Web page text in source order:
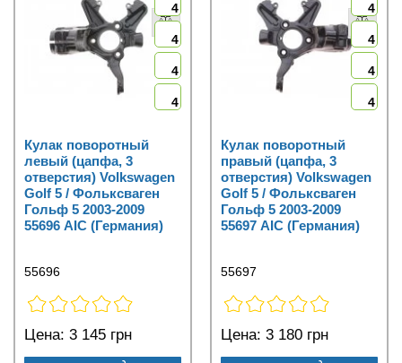
4
4
4
4
Кулак поворотный
левый (цапфа, 3
отверстия) Volkswagen
Golf 5 / Фольксваген
Гольф 5 2003-2009
55696 AIC (Германия)
55696
Цена: 3 145 грн
4
4
4
4
Кулак поворотный
правый (цапфа, 3
отверстия) Volkswagen
Golf 5 / Фольксваген
Гольф 5 2003-2009
55697 AIC (Германия)
55697
Цена: 3 180 грн